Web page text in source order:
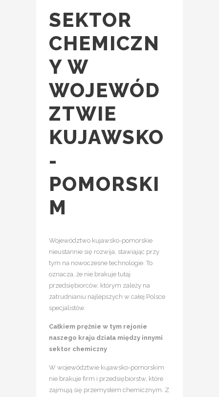
SEKTOR
CHEMICZN
Y W
WOJEWÓD
ZTWIE
KUJAWSKO
-
POMORSKI
M
Województwo kujawsko-pomorskie
nieustannie się rozwija, stawiając przy
tym na nowoczesne technologie. To
oznacza, że nie brakuje tutaj
przedsiębiorców, którym zależy na
zatrudnianiu najlepszych w całej Polsce
specjalistów.
Całkiem prężnie w tym rejonie
naszego kraju działa między innymi
sektor chemiczny
W województwie kujawsko-pomorskim
nie brakuje firm i przedsiębiorstw, które
zajmują się przemysłem chemicznym. Z